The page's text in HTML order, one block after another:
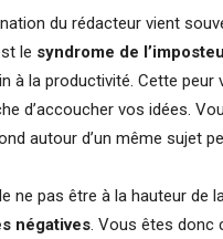
du rédacteur vient
le syndrome de
à la productivité. Cette peur
d’accoucher vos idées.
autour d’un même sujet
ne pas être à la hauteur de
négatives. Vous êtes donc